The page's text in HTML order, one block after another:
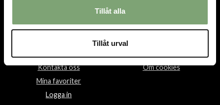
Tillåt alla
Tillåt urval
Mån-fre 10-18, Lör 10-15, Sön 12-15
HANDLA
Kontakta oss
Mina favoriter
Logga in
INFORMATION
Om cookies